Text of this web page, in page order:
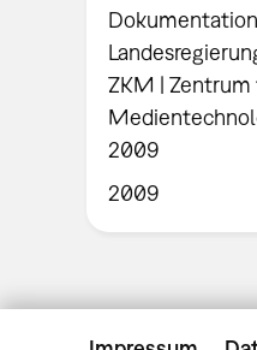
ZKM | Zentrum
2009
2009